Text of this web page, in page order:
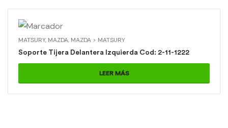
MATSURY, MAZDA, MAZDA > MATSURY
Soporte Tijera Delantera Izquierda Cod: 2-11-1222
LEER MÁS